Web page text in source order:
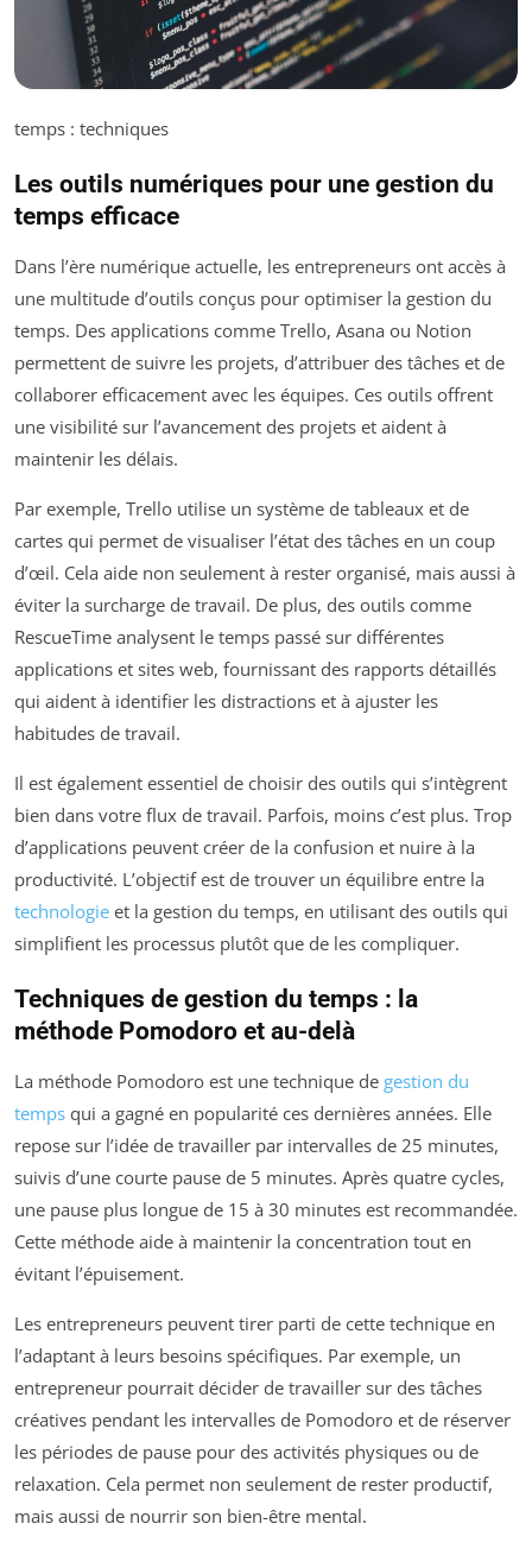
temps : techniques
Les outils numériques pour une gestion du
temps efficace
Dans l’ère numérique actuelle, les entrepreneurs ont accès à
une multitude d’outils conçus pour optimiser la gestion du
temps. Des applications comme Trello, Asana ou Notion
permettent de suivre les projets, d’attribuer des tâches et de
collaborer efficacement avec les équipes. Ces outils offrent
une visibilité sur l’avancement des projets et aident à
maintenir les délais.
Par exemple, Trello utilise un système de tableaux et de
cartes qui permet de visualiser l’état des tâches en un coup
d’œil. Cela aide non seulement à rester organisé, mais aussi à
éviter la surcharge de travail. De plus, des outils comme
RescueTime analysent le temps passé sur différentes
applications et sites web, fournissant des rapports détaillés
qui aident à identifier les distractions et à ajuster les
habitudes de travail.
Il est également essentiel de choisir des outils qui s’intègrent
bien dans votre flux de travail. Parfois, moins c’est plus. Trop
d’applications peuvent créer de la confusion et nuire à la
productivité. L’objectif est de trouver un équilibre entre la
technologie et la gestion du temps, en utilisant des outils qui
simplifient les processus plutôt que de les compliquer.
Techniques de gestion du temps : la
méthode Pomodoro et au-delà
La méthode Pomodoro est une technique de gestion du
temps qui a gagné en popularité ces dernières années. Elle
repose sur l’idée de travailler par intervalles de 25 minutes,
suivis d’une courte pause de 5 minutes. Après quatre cycles,
une pause plus longue de 15 à 30 minutes est recommandée.
Cette méthode aide à maintenir la concentration tout en
évitant l’épuisement.
Les entrepreneurs peuvent tirer parti de cette technique en
l’adaptant à leurs besoins spécifiques. Par exemple, un
entrepreneur pourrait décider de travailler sur des tâches
créatives pendant les intervalles de Pomodoro et de réserver
les périodes de pause pour des activités physiques ou de
relaxation. Cela permet non seulement de rester productif,
mais aussi de nourrir son bien-être mental.